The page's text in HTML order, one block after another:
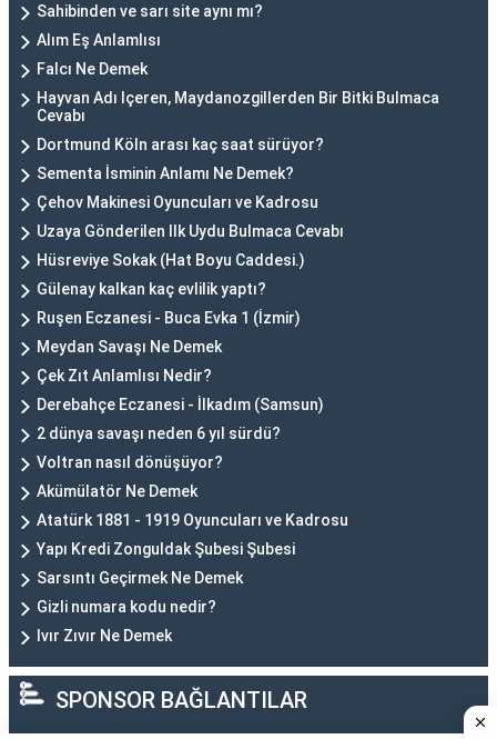
Sahibinden ve sarı site aynı mı?
Alım Eş Anlamlısı
Falcı Ne Demek
Hayvan Adı Içeren, Maydanozgillerden Bir Bitki Bulmaca
Cevabı
Dortmund Köln arası kaç saat sürüyor?
Sementa İsminin Anlamı Ne Demek?
Çehov Makinesi Oyuncuları ve Kadrosu
Uzaya Gönderilen Ilk Uydu Bulmaca Cevabı
Hüsreviye Sokak (Hat Boyu Caddesi.)
Gülenay kalkan kaç evlilik yaptı?
Ruşen Eczanesi - Buca Evka 1 (İzmir)
Meydan Savaşı Ne Demek
Çek Zıt Anlamlısı Nedir?
Derebahçe Eczanesi - İlkadım (Samsun)
2 dünya savaşı neden 6 yıl sürdü?
Voltran nasıl dönüşüyor?
Akümülatör Ne Demek
Atatürk 1881 - 1919 Oyuncuları ve Kadrosu
Yapı Kredi Zonguldak Şubesi Şubesi
Sarsıntı Geçirmek Ne Demek
Gizli numara kodu nedir?
Ivır Zıvır Ne Demek
SPONSOR BAĞLANTILAR